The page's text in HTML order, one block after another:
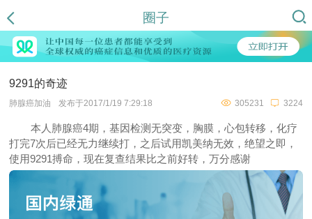
圈子
9291的奇迹
肺腺癌加油 发布于2017/1/19 7:29:18 3224
305231
本人肺腺癌4期，基因检测无突变，胸膜，心包转移，化疗
打完7次后已经无力继续打，之后试用凯美纳无效，绝望之即，
使用9291搏命，现在复查结果比之前好转，万分感谢